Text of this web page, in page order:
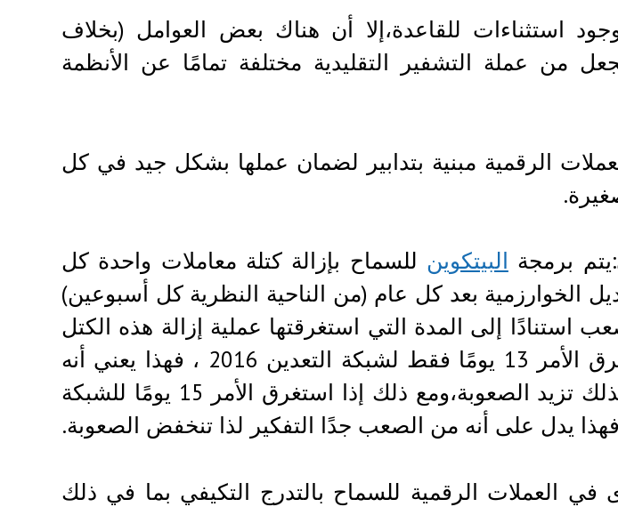
استثناءات للقاعدة،إلا أن هناك بعض العوامل (بخلاف
من عملة التشفير التقليدية مختلفة تمامًا عن الأنظمة
الرقمية مبنية بتدابير لضمان عملها بشكل جيد في كل
برمجة البيتكوين للسماح بإزالة كتلة معاملات واحدة كل
الخوارزمية بعد كل عام (من الناحية النظرية كل أسبوعين)
إلى المدة التي استغرقتها عملية إزالة هذه الكتل
لعام 2016. لذلك إذا استغرق الأمر 13 يومًا فقط لشبكة التعدين 2016 ، فهذا يعني أنه
من السهل جدًا التعطيل لذلك تزيد الصعوبة،ومع ذلك إذا استغرق الأمر 15 يومًا للشبكة
العملات الرقمية للسماح بالتدرج التكيفي بما في ذلك